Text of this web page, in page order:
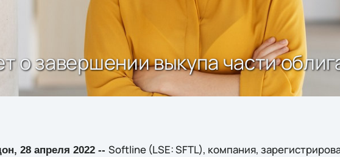
о завершении выкупа части
28апреля 2022 -- Softline (LSE: SFTL), компания,